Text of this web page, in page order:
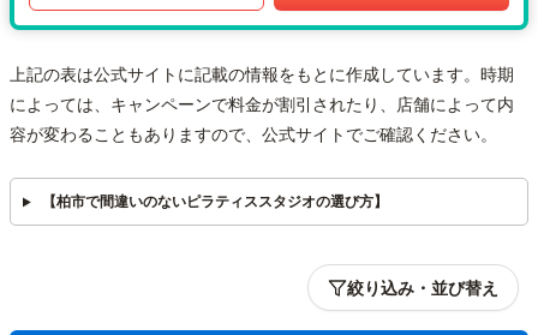
上記の表は公式サイトに記載の情報をもとに作成しています。時期
によっては、キャンペーンで料金が割引されたり、店舗によって内
容が変わることもありますので、公式サイトでご確認ください。
【柏市で間違いのないピラティススタジオの選び方】
絞り込み・並び替え